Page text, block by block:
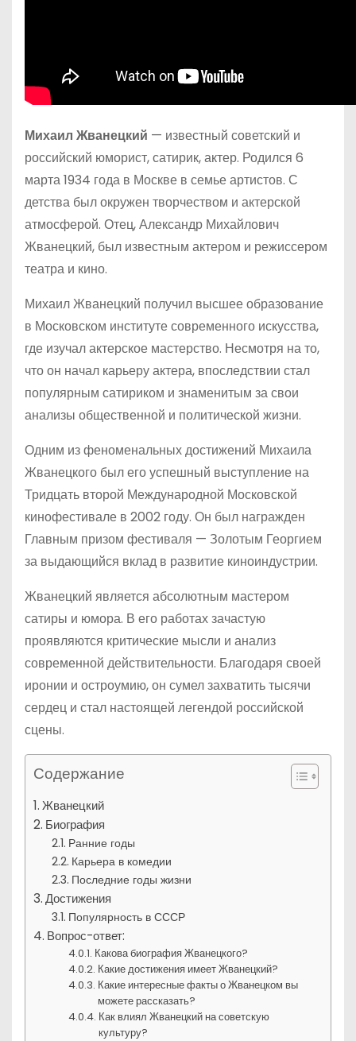
Михаил Жванецкий — известный советский и
российский юморист, сатирик, актер. Родился 6
марта 1934 года в Москве в семье артистов. С
детства был окружен творчеством и актерской
атмосферой. Отец, Александр Михайлович
Жванецкий, был известным актером и режиссером
театра и кино.
Михаил Жванецкий получил высшее образование
в Московском институте современного искусства,
где изучал актерское мастерство. Несмотря на то,
что он начал карьеру актера, впоследствии стал
популярным сатириком и знаменитым за свои
анализы общественной и политической жизни.
Одним из феноменальных достижений Михаила
Жванецкого был его успешный выступление на
Тридцать второй Международной Московской
кинофестивале в 2002 году. Он был награжден
Главным призом фестиваля — Золотым Георгием
за выдающийся вклад в развитие киноиндустрии.
Жванецкий является абсолютным мастером
сатиры и юмора. В его работах зачастую
проявляются критические мысли и анализ
современной действительности. Благодаря своей
иронии и остроумию, он сумел захватить тысячи
сердец и стал настоящей легендой российской
сцены.
Содержание
Жванецкий
Биография
Ранние годы
Карьера в комедии
Последние годы жизни
Достижения
Популярность в СССР
Вопрос-ответ:
Какова биография Жванецкого?
Какие достижения имеет Жванецкий?
Какие интересные факты о Жванецком вы
можете рассказать?
Как влиял Жванецкий на советскую
культуру?